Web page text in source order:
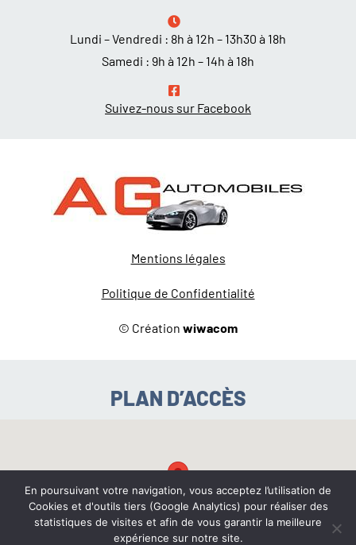
Lundi – Vendredi : 8h à 12h – 13h30 à 18h
Samedi : 9h à 12h – 14h à 18h
Suivez-nous sur Facebook
Mentions légales
Politique de Confidentialité
© Création wiwacom
PLAN D’ACCÈS
En poursuivant votre navigation, vous acceptez l’utilisation de
Cookies et d'outils tiers (Google Analytics) pour réaliser des
statistiques de visites et afin de vous garantir la meilleure
expérience sur notre site.